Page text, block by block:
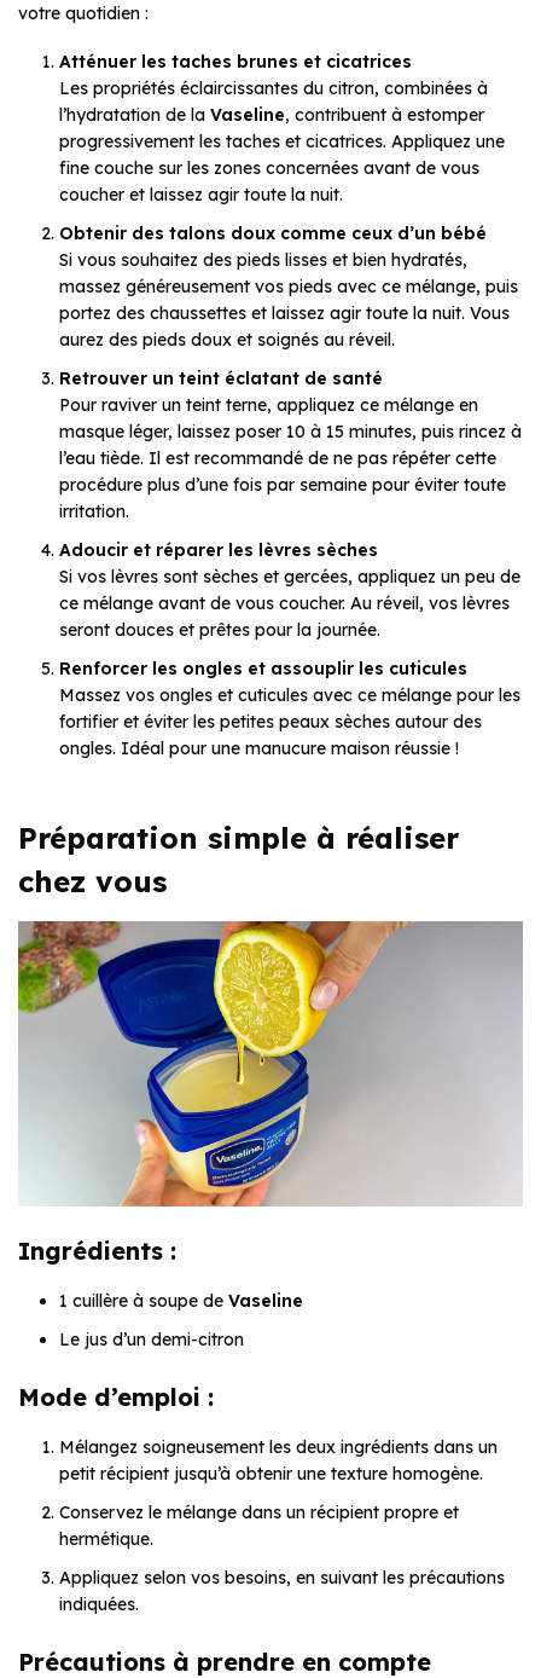
votre quotidien :
Atténuer les taches brunes et cicatrices
Les propriétés éclaircissantes du citron, combinées à
l’hydratation de la Vaseline, contribuent à estomper
progressivement les taches et cicatrices. Appliquez une
fine couche sur les zones concernées avant de vous
coucher et laissez agir toute la nuit.
Obtenir des talons doux comme ceux d’un bébé
Si vous souhaitez des pieds lisses et bien hydratés,
massez généreusement vos pieds avec ce mélange, puis
portez des chaussettes et laissez agir toute la nuit. Vous
aurez des pieds doux et soignés au réveil.
Retrouver un teint éclatant de santé
Pour raviver un teint terne, appliquez ce mélange en
masque léger, laissez poser 10 à 15 minutes, puis rincez à
l’eau tiède. Il est recommandé de ne pas répéter cette
procédure plus d’une fois par semaine pour éviter toute
irritation.
Adoucir et réparer les lèvres sèches
Si vos lèvres sont sèches et gercées, appliquez un peu de
ce mélange avant de vous coucher. Au réveil, vos lèvres
seront douces et prêtes pour la journée.
Renforcer les ongles et assouplir les cuticules
Massez vos ongles et cuticules avec ce mélange pour les
fortifier et éviter les petites peaux sèches autour des
ongles. Idéal pour une manucure maison réussie !
Préparation simple à réaliser
chez vous
Ingrédients :
1 cuillère à soupe de Vaseline
Le jus d’un demi-citron
Mode d’emploi :
Mélangez soigneusement les deux ingrédients dans un
petit récipient jusqu’à obtenir une texture homogène.
Conservez le mélange dans un récipient propre et
hermétique.
Appliquez selon vos besoins, en suivant les précautions
indiquées.
Précautions à prendre en compte